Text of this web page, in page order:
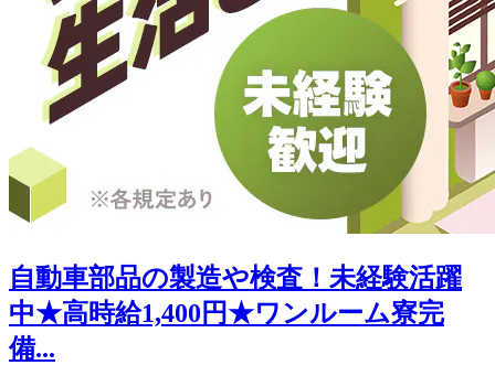
自動車部品の製造や検査！未経験活躍
中★高時給1,400円★ワンルーム寮完
備...